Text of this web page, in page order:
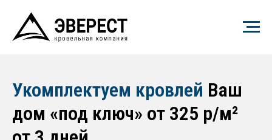
Укомплектуем кровлей Ваш
дом «под ключ» от 325 р/м²